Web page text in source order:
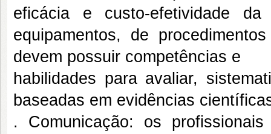
eficácia e custo-efetividade
equipamentos, de
devem possuir competências e
habilidades para avaliar,
baseadas em evidências
. Comunicação: os